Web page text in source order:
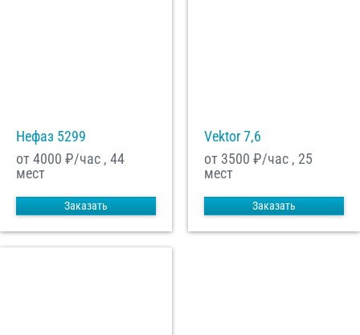
Нефаз 5299
от 4000 ₽/час , 44
мест
Заказать
Vektor 7,6
от 3500 ₽/час , 25
мест
Заказать